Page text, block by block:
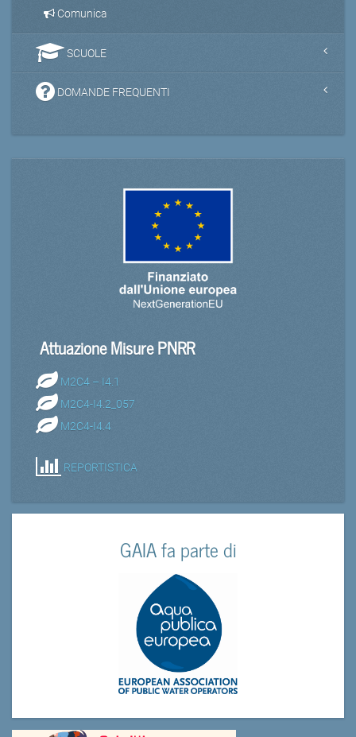
Comunica
SCUOLE
DOMANDE FREQUENTI
Attuazione Misure PNRR
M2C4 – I4.1
M2C4-I4.2_057
M2C4-I4.4
REPORTISTICA
GAIA fa parte di